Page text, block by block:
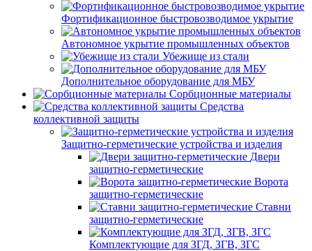
Фортификационное быстровозводимое укрытие
Автономное укрытие промышленных объектов
Убежище из стали
Дополнительное оборудование для МБУ
Сорбционные материалы
Средства
коллективной защиты
Защитно-герметические устройства и изделия
Двери
защитно-герметические
Ворота
защитно-герметические
Ставни
защитно-герметические
Комплектующие для ЗГД, ЗГВ, ЗГС